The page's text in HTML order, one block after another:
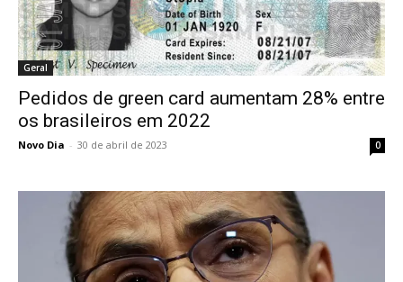
Geral
Pedidos de green card aumentam 28% entre
os brasileiros em 2022
Novo Dia - 30 de abril de 2023 0